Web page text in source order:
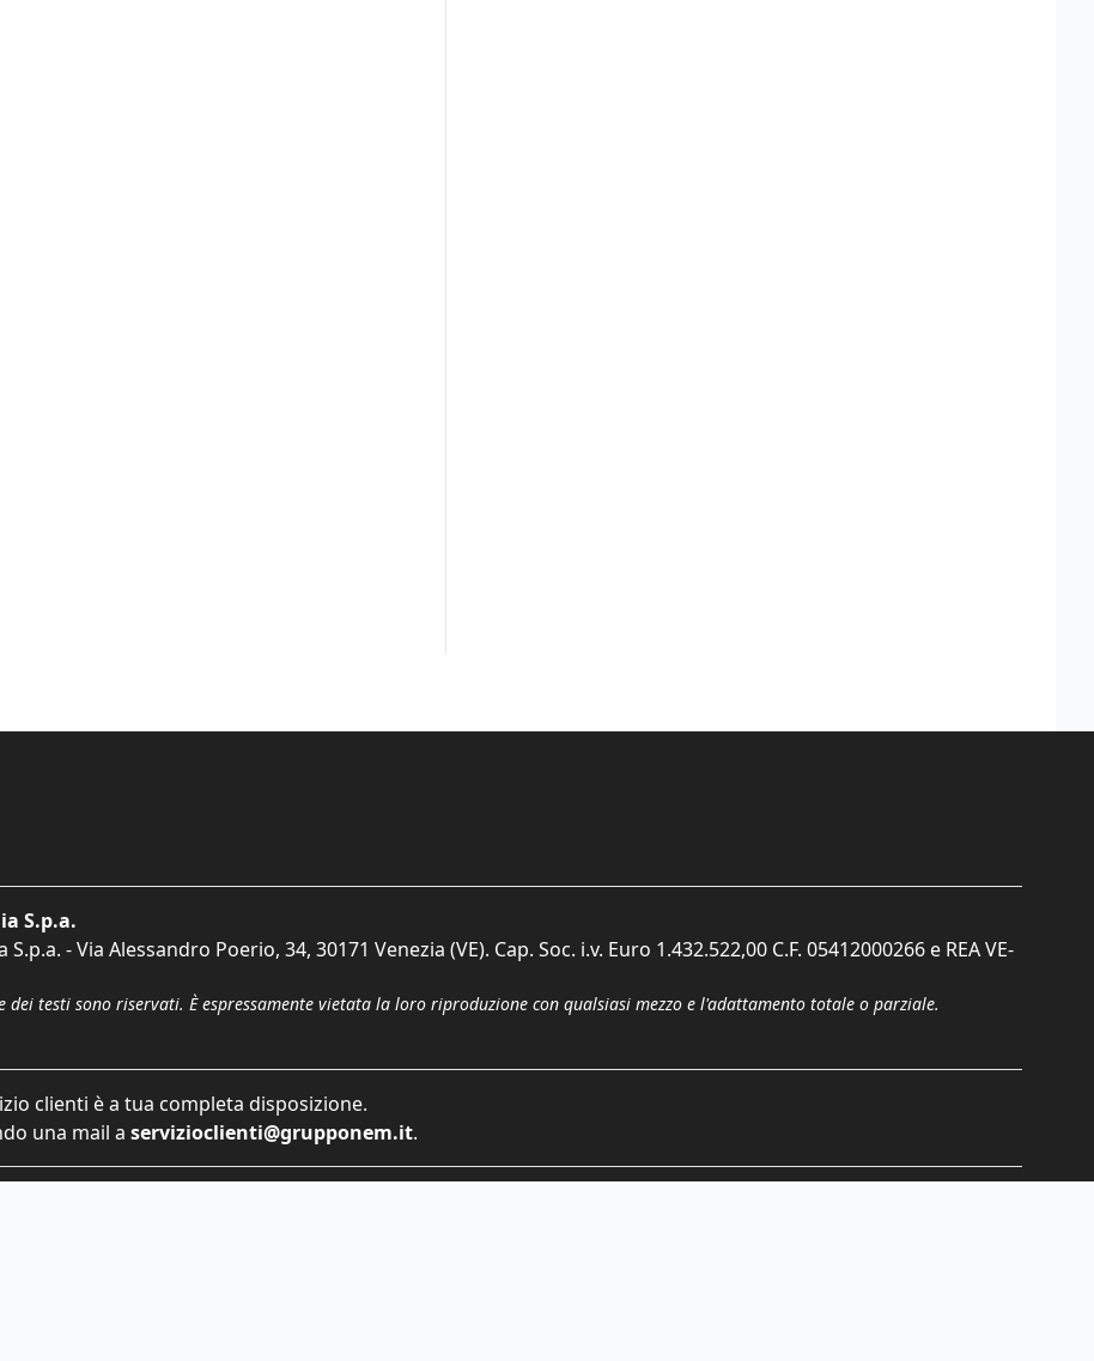
S.p.a.
- Via Alessandro Poerio, 34, 30171 Venezia (VE). Cap. Soc. i.v. Euro 1.432.522,00 C.F. 05412000266 e REA VE-
testi sono riservati. È espressamente vietata la loro riproduzione con qualsiasi mezzo e l'adattamento totale o parziale.
clienti è a tua completa disposizione.
una mail a servizioclienti@grupponem.it.